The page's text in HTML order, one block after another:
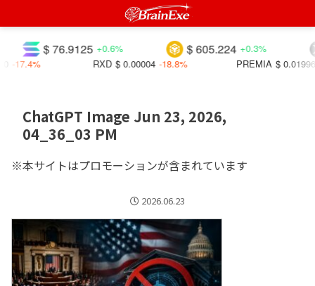
$ 605.224 +0.3%
$ 76.9125 +0.6%
PREMIA $ 0.01996
RXD $ 0.00004 -18.8%
-17.4%
ChatGPT Image Jun 23, 2026,
04_36_03 PM
※本サイトはプロモーションが含まれています
2026.06.23